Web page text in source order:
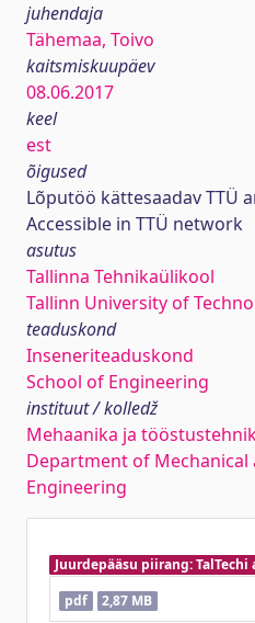
juhendaja
Tähemaa, Toivo
kaitsmiskuupäev
08.06.2017
keel
est
õigused
Lõputöö kättesaadav TTÜ
Accessible in TTÜ network
asutus
Tallinna Tehnikaülikool
Tallinn University of
teaduskond
Inseneriteaduskond
School of Engineering
instituut / kolledž
Mehaanika ja
Department of
Engineering
Juurdepääsu piirang:
pdf
2,87 MB